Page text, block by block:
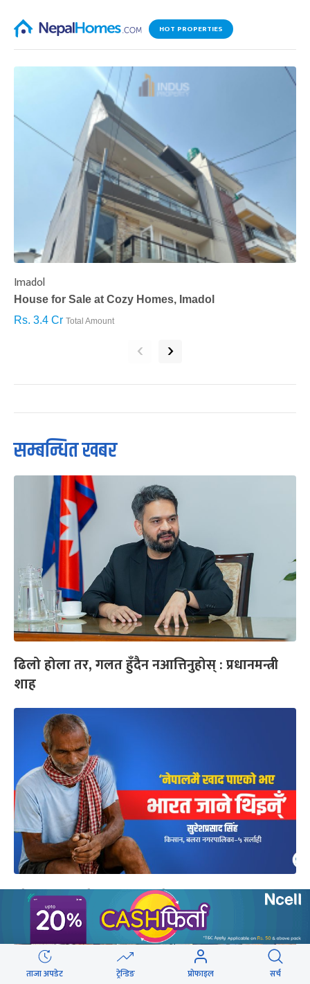
HOT PROPERTIES
Imadol
House for Sale at Cozy Homes, Imadol
Rs. 3.4 Cr Total Amount
‹ ›
सम्बन्धित खबर
ढिलो होला तर, गलत हुँदैन नआत्तिनुहोस् : प्रधानमन्त्री
शाह
‘खेतमा हुनुपर्ने बेला भारतको जेलमा परें’
ताजा अपडेट ट्रेन्डिङ प्रोफाइल सर्च